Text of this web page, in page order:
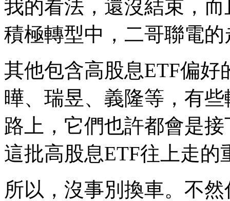
我的看法，還沒結束，
積極轉型中，二哥聯電
其他包含高股息ETF偏
曄、瑞昱、義隆等，有
路上，它們也許都會是
這批高股息ETF往上走的
所以，沒事別換車。不